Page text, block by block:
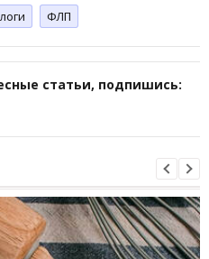
ФЛП
статьи, подпишись: